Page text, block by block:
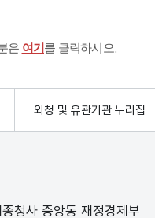
은 여기를 클릭하시오.
외청 및 유관기관 누리집
청사 중앙동 재정경제부